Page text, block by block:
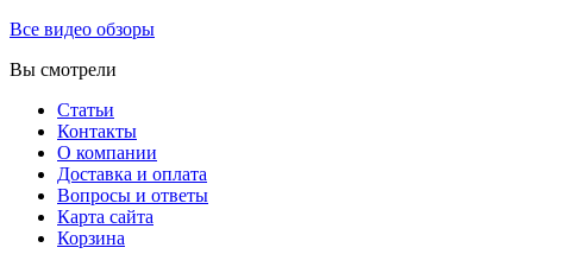
Все видео обзоры
Вы смотрели
Статьи
Контакты
О компании
Доставка и оплата
Вопросы и ответы
Карта сайта
Корзина